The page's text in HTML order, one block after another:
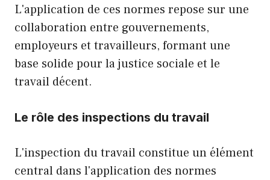
L'application de ces normes repose sur une
collaboration entre gouvernements,
employeurs et travailleurs, formant une
base solide pour la justice sociale et le
travail décent.
Le rôle des inspections du travail
L'inspection du travail constitue un élément
central dans l'application des normes